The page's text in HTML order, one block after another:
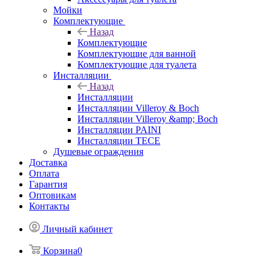
Мойки
Комплектующие
Назад
Комплектующие
Комплектующие для ванной
Комплектующие для туалета
Инсталляции
Назад
Инсталляции
Инсталляции Villeroy & Boch
Инсталляции Villeroy &amp; Boch
Инсталляции PAINI
Инсталляции TECE
Душевые ограждения
Доставка
Оплата
Гарантия
Оптовикам
Контакты
Личный кабинет
Корзина0